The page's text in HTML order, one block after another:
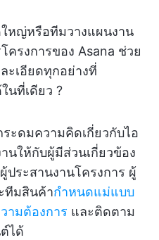
หญ่หรือทีมวางแผนงาน
ครงการของ Asana ช่วย
เอียดทุกอย่างที่
นที่เดียว ?️
ะดมความคิดเกี่ยวกับไอ
นให้กับผู้มีส่วนเกี่ยวข้อง
ประสานงานโครงการ ผู้
ทีมสินค้ากำหนดแม่แบบ
ามต้องการ และติดตาม
ได้